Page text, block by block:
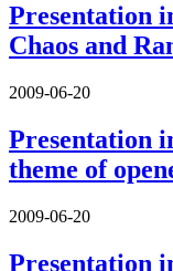
Presentation
Chaos and
2009-06-20
Presentation
theme of
2009-06-20
Presentation